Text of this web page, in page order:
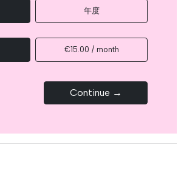
年度
€15.00 / month
Continue →